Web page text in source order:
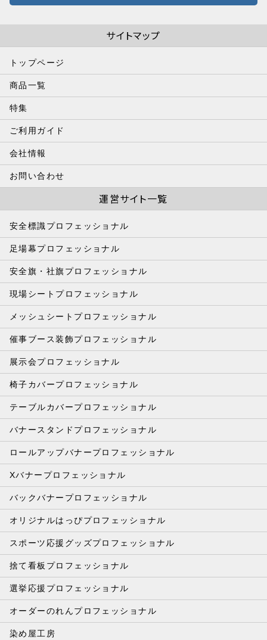
サイトマップ
トップページ
商品一覧
特集
ご利用ガイド
会社情報
お問い合わせ
運営サイト一覧
安全標識プロフェッショナル
足場幕プロフェッショナル
安全旗・社旗プロフェッショナル
現場シートプロフェッショナル
メッシュシートプロフェッショナル
催事ブース装飾プロフェッショナル
展示会プロフェッショナル
椅子カバープロフェッショナル
テーブルカバープロフェッショナル
バナースタンドプロフェッショナル
ロールアップバナープロフェッショナル
Xバナープロフェッショナル
バックバナープロフェッショナル
オリジナルはっぴプロフェッショナル
スポーツ応援グッズプロフェッショナル
捨て看板プロフェッショナル
選挙応援プロフェッショナル
オーダーのれんプロフェッショナル
染め屋工房